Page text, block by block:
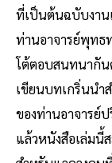
ที่เป็นต้นฉบับงาน
ท่านอาจารย์พุทธ
โต้ตอบสนทนากัน
เขียนบทเกริ่นนำ
ของท่านอาจารย์
แล้วหนังสือเล่มนี้